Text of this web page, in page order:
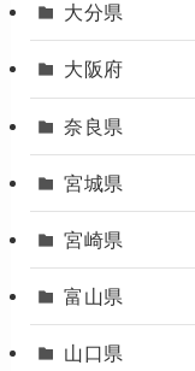
大分県
大阪府
奈良県
宮城県
宮崎県
富山県
山口県